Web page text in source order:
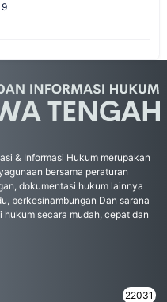
& Informasi Hukum merupakan
bersama peraturan
dokumentasi hukum lainnya
berkesinambungan Dan sarana
hukum secara mudah, cepat dan
22031